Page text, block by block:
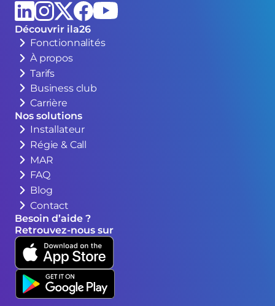
Découvrir ila26
Fonctionnalités
À propos
Tarifs
Business club
Carrière
Nos solutions
Installateur
Régie & Call
MAR
FAQ
Blog
Contact
Besoin d’aide ?
Retrouvez-nous sur